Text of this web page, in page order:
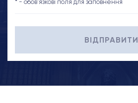
* - обов'язкові поля для заповнення
ВІДПРАВИТИ